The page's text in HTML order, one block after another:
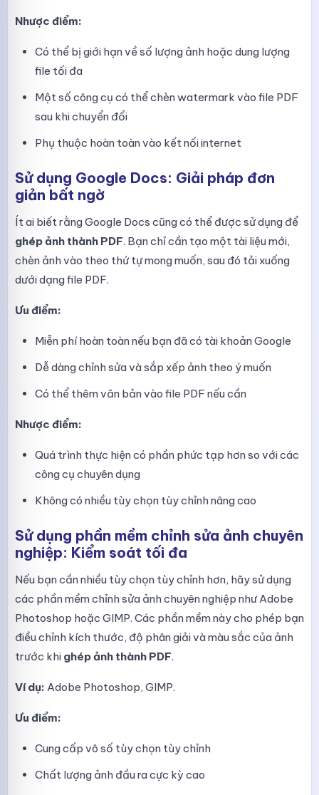
Nhược điểm:
Có thể bị giới hạn về số lượng ảnh hoặc dung lượng
file tối đa
Một số công cụ có thể chèn watermark vào file PDF
sau khi chuyển đổi
Phụ thuộc hoàn toàn vào kết nối internet
Sử dụng Google Docs: Giải pháp đơn
giản bất ngờ
Ít ai biết rằng Google Docs cũng có thể được sử dụng để
ghép ảnh thành PDF. Bạn chỉ cần tạo một tài liệu mới,
chèn ảnh vào theo thứ tự mong muốn, sau đó tải xuống
dưới dạng file PDF.
Ưu điểm:
Miễn phí hoàn toàn nếu bạn đã có tài khoản Google
Dễ dàng chỉnh sửa và sắp xếp ảnh theo ý muốn
Có thể thêm văn bản vào file PDF nếu cần
Nhược điểm:
Quá trình thực hiện có phần phức tạp hơn so với các
công cụ chuyên dụng
Không có nhiều tùy chọn tùy chỉnh nâng cao
Sử dụng phần mềm chỉnh sửa ảnh chuyên
nghiệp: Kiểm soát tối đa
Nếu bạn cần nhiều tùy chọn tùy chỉnh hơn, hãy sử dụng
các phần mềm chỉnh sửa ảnh chuyên nghiệp như Adobe
Photoshop hoặc GIMP. Các phần mềm này cho phép bạn
điều chỉnh kích thước, độ phân giải và màu sắc của ảnh
trước khi ghép ảnh thành PDF.
Ví dụ: Adobe Photoshop, GIMP.
Ưu điểm:
Cung cấp vô số tùy chọn tùy chỉnh
Chất lượng ảnh đầu ra cực kỳ cao